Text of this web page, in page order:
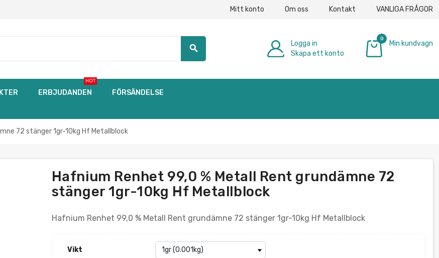
Mitt konto Om oss Kontakt VANLIGA FRÅGOR
search
Logga in
Skapa ett konto
0
Min kundvagn
ERBJUDANDEN
HOT
FÖRSÄNDELSE
72 stänger 1gr-10kg Hf Metallblock
Hafnium Renhet 99,0 % Metall Rent grundämne 72
stänger 1gr-10kg Hf Metallblock
Hafnium Renhet 99,0 % Metall Rent grundämne 72 stänger 1gr-10kg Hf Metallblock
Vikt